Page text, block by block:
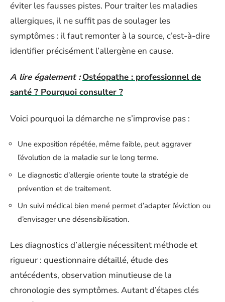
éviter les fausses pistes. Pour traiter les maladies
allergiques, il ne suffit pas de soulager les
symptômes : il faut remonter à la source, c’est-à-dire
identifier précisément l’allergène en cause.
A lire également : Ostéopathe : professionnel de
santé ? Pourquoi consulter ?
Voici pourquoi la démarche ne s’improvise pas :
Une exposition répétée, même faible, peut aggraver
l’évolution de la maladie sur le long terme.
Le diagnostic d’allergie oriente toute la stratégie de
prévention et de traitement.
Un suivi médical bien mené permet d’adapter l’éviction ou
d’envisager une désensibilisation.
Les diagnostics d’allergie nécessitent méthode et
rigueur : questionnaire détaillé, étude des
antécédents, observation minutieuse de la
chronologie des symptômes. Autant d’étapes clés